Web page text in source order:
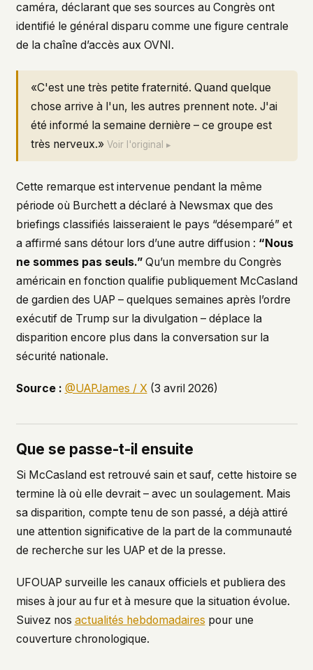
caméra, déclarant que ses sources au Congrès ont
identifié le général disparu comme une figure centrale
de la chaîne d’accès aux OVNI.
«C'est une très petite fraternité. Quand quelque
chose arrive à l'un, les autres prennent note. J'ai
été informé la semaine dernière – ce groupe est
très nerveux.»Voir l'original ▸
Cette remarque est intervenue pendant la même
période où Burchett a déclaré à Newsmax que des
briefings classifiés laisseraient le pays “désemparé” et
a affirmé sans détour lors d’une autre diffusion : “Nous
ne sommes pas seuls.”Qu’un membre du Congrès
américain en fonction qualifie publiquement McCasland
de gardien des UAP – quelques semaines après l’ordre
exécutif de Trump sur la divulgation – déplace la
disparition encore plus dans la conversation sur la
sécurité nationale.
Source : @UAPJames / X (3 avril 2026)
Que se passe-t-il ensuite
Si McCasland est retrouvé sain et sauf, cette histoire se
termine là où elle devrait – avec un soulagement. Mais
sa disparition, compte tenu de son passé, a déjà attiré
une attention significative de la part de la communauté
de recherche sur les UAP et de la presse.
UFOUAP surveille les canaux officiels et publiera des
mises à jour au fur et à mesure que la situation évolue.
Suivez nos actualités hebdomadaires pour une
couverture chronologique.